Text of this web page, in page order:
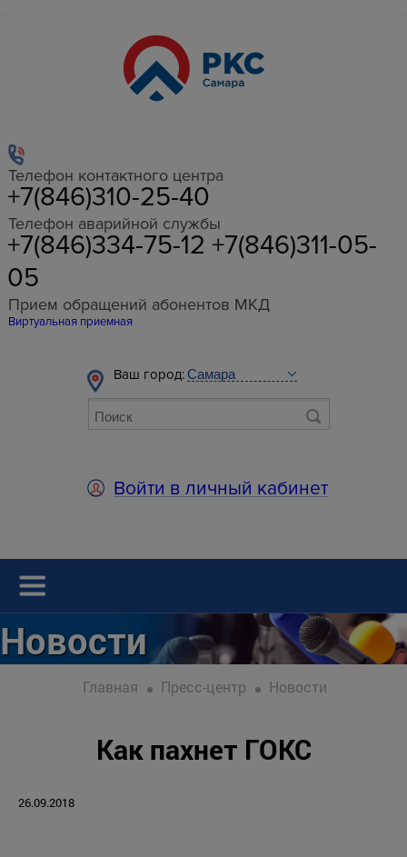
Телефон контактного центра
+7(846)310-25-40
Телефон аварийной службы
+7(846)334-75-12 +7(846)311-05-
05
Прием обращений абонентов МКД
Виртуальная приемная
Ваш город:
Войти в личный кабинет
Новости
Главная Пресс-центр Новости
Как пахнет ГОКС
26.09.2018